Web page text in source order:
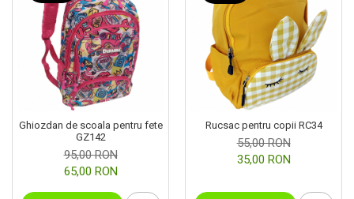
Ghiozdan de scoala pentru fete
GZ142
95,00 RON
65,00 RON
Rucsac pentru copii RC34
55,00 RON
35,00 RON